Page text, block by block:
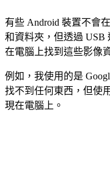
有些 Android 裝置不會
和資料夾，但透過 USB
在電腦上找到這些影像
例如，我使用的是
找不到任何東西，但使
現在電腦上。